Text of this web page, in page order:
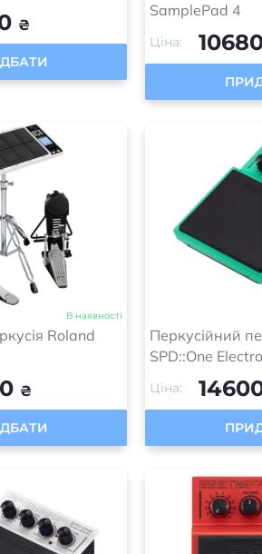
₴
SamplePad 4
Ціна:
В наявності
Roland
₴
Перкусійний
SPD::One Electro
Ціна: